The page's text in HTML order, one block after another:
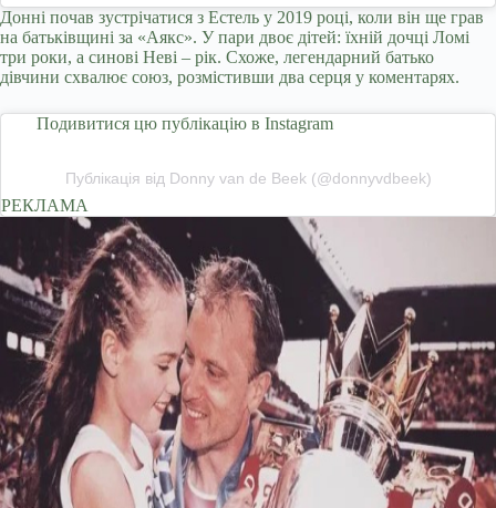
Донні почав зустрічатися з Естель у 2019 році, коли він ще грав
на батьківщині за «Аякс». У пари двоє дітей: їхній дочці Ломі
три роки, а синові Неві – рік. Схоже, легендарний батько
дівчини схвалює союз, розмістивши два серця у коментарях.
Подивитися цю публікацію в Instagram
Публікація від Donny van de Beek (@donnyvdbeek)
РЕКЛАМА